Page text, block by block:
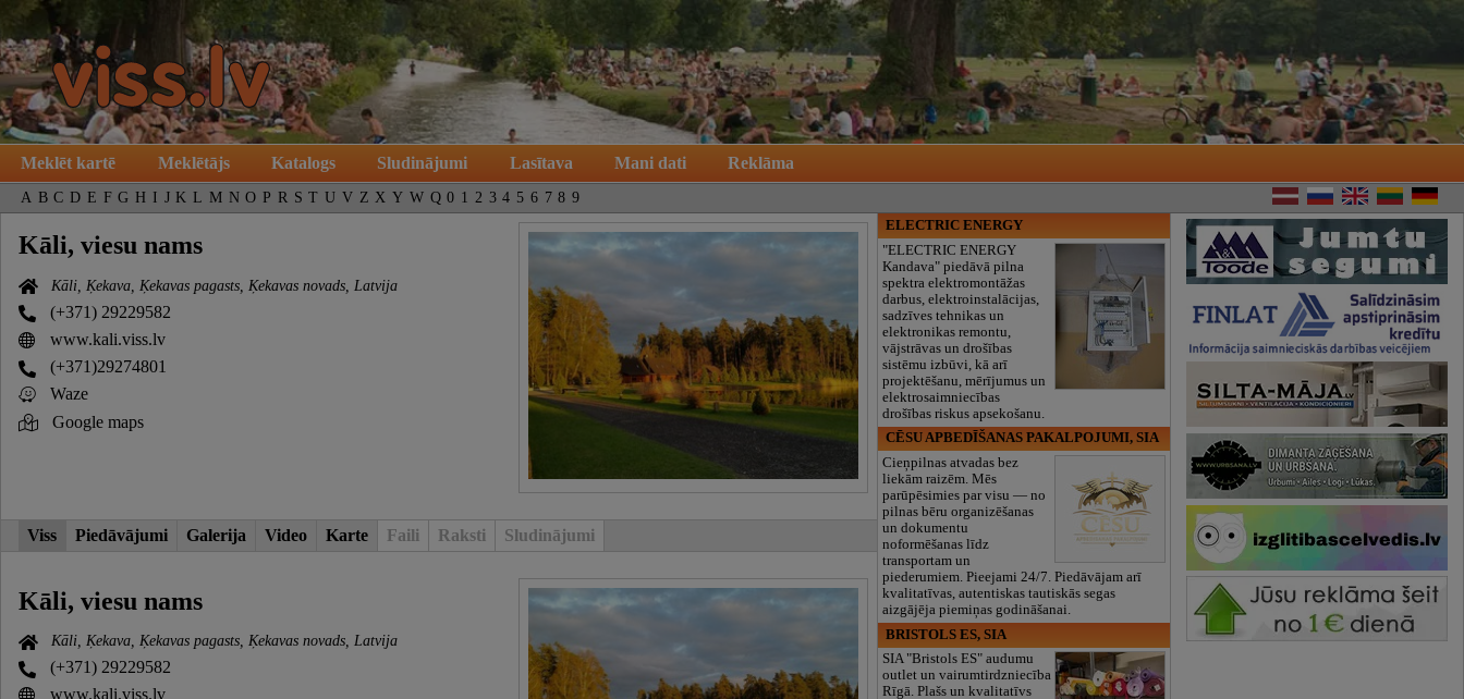
Meklēt kartē Meklētājs Katalogs Sludinājumi Lasītava Mani dati Reklāma
A B C D E F G H I J K L M N O P R S T U V Z X Y W Q 0 1 2 3 4 5 6 7 8 9
Kāli, viesu nams
Kāli, Ķekava, Ķekavas pagasts, Ķekavas novads, Latvija
(+371) 29229582
www.kali.viss.lv
(+371)29274801
Waze
Google maps
Viss Piedāvājumi Galerija Video Karte Faili Raksti Sludinājumi
Kāli, viesu nams
Kāli, Ķekava, Ķekavas pagasts, Ķekavas novads, Latvija
(+371) 29229582
www.kali.viss.lv
ELECTRIC ENERGY
"ELECTRIC ENERGY
Kandava" piedāvā pilna
spektra elektromontāžas
darbus, elektroinstalācijas,
sadzīves tehnikas un
elektronikas remontu,
vājstrāvas un drošības
sistēmu izbūvi, kā arī
projektēšanu, mērījumus un
elektrosaimniecības
drošības riskus apsekošanu.
CĒSU APBEDĪŠANAS PAKALPOJUMI, SIA
Cieņpilnas atvadas bez
liekām raizēm. Mēs
parūpēsimies par visu — no
pilnas bēru organizēšanas
un dokumentu
noformēšanas līdz
transportam un
piederumiem. Pieejami 24/7. Piedāvājam arī
kvalitatīvas, autentiskas tautiskās segas
aizgājēja piemiņas godināšanai.
BRISTOLS ES, SIA
SIA "Bristols ES" audumu
outlet un vairumtirdzniecība
Rīgā. Plašs un kvalitatīvs